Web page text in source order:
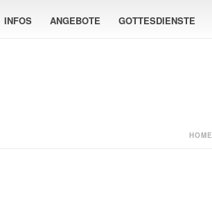
INFOS ANGEBOTE GOTTESDIENSTE
HOME